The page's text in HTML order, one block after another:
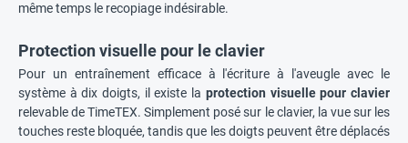
même temps le recopiage indésirable.
Protection visuelle pour le clavier
Pour un entraînement efficace à l'écriture à l'aveugle avec le
système à dix doigts, il existe la protection visuelle pour clavier
relevable de TimeTEX. Simplement posé sur le clavier, la vue sur les
touches reste bloquée, tandis que les doigts peuvent être déplacés